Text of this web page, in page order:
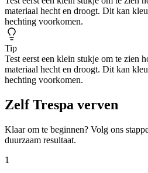
materiaal hecht en droogt. Dit kan
hechting voorkomen.
Tip
Test eerst een klein stukje om te zien
materiaal hecht en droogt. Dit kan
hechting voorkomen.
Zelf Trespa verven
Klaar om te beginnen? Volg ons
duurzaam resultaat.
1